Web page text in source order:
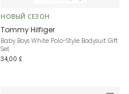
НОВЫЙ СЕЗОН
Tommy Hilfiger
Baby Boys White Polo-Style Bodysuit Gift
Set
34,00 £